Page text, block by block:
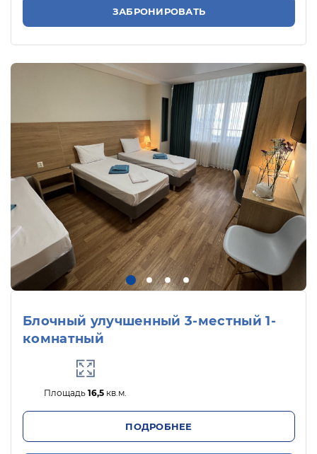
ЗАБРОНИРОВАТЬ
Блочный улучшенный 3-местный 1-
комнатный
Площадь16,5 кв.м.
ПОДРОБНЕЕ